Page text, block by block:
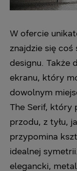
W ofercie
znajdzie się coś
designu. Także
ekranu, który
dowolnym
The Serif, który
przodu, z tyłu,
przypomina
idealnej
elegancki,